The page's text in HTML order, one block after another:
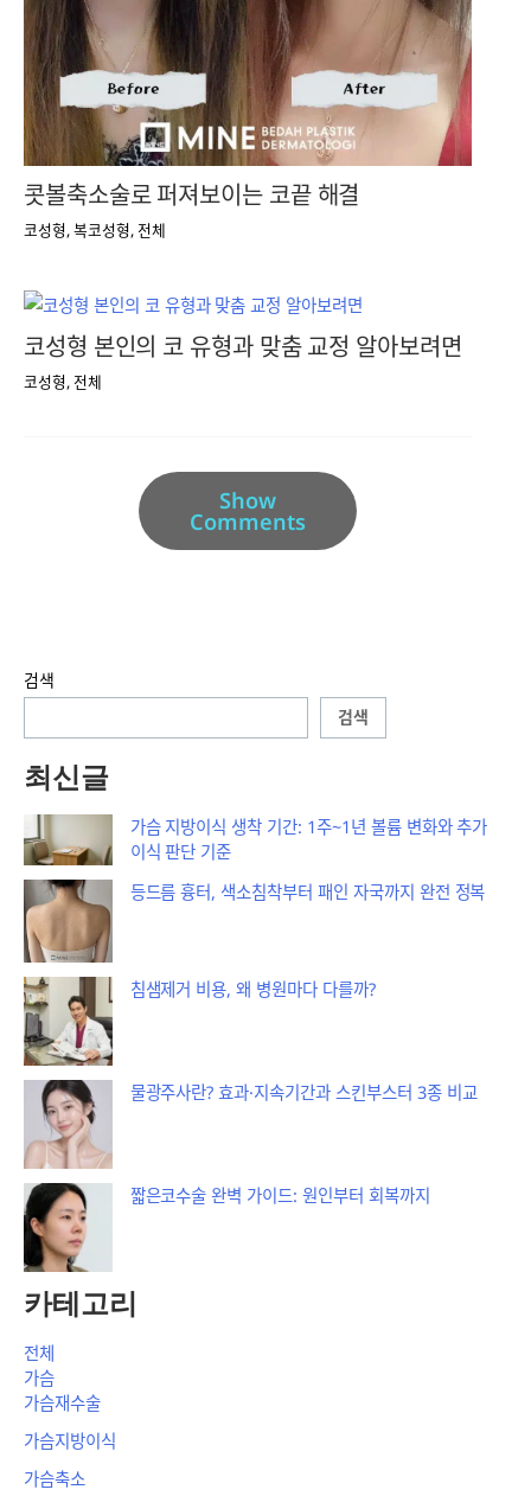
콧볼축소술로 퍼져보이는 코끝 해결
코성형,복코성형,전체
코성형 본인의 코 유형과 맞춤 교정 알아보려면
코성형,전체
Show
Comments
검색
검색
최신글
가슴 지방이식 생착 기간: 1주~1년 볼륨 변화와 추가
이식 판단 기준
등드름 흉터, 색소침착부터 패인 자국까지 완전 정복
침샘제거 비용, 왜 병원마다 다를까?
물광주사란? 효과·지속기간과 스킨부스터 3종 비교
짧은코수술 완벽 가이드: 원인부터 회복까지
카테고리
전체
가슴
가슴재수술
가슴지방이식
가슴축소